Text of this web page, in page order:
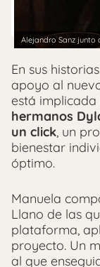
Alejandro Sanz junto
En sus
apoyo al
está implicada
hermanos
un click, un
bienestar
óptimo.
Manuela
Llano de las
plataforma,
proyecto. Un
al que